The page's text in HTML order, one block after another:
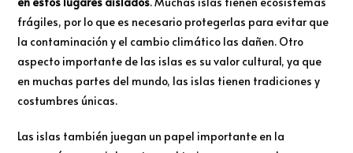
frágiles, por lo que es necesario protegerlas para evitar que
la contaminación y el cambio climático las dañen. Otro
aspecto importante de las islas es su valor cultural, ya que
en muchas partes del mundo, las islas tienen tradiciones y
costumbres únicas.
Las islas también juegan un papel importante en la